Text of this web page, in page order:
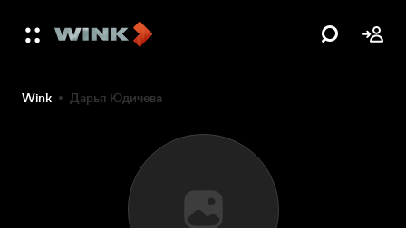
Wink Дарья Юдичева